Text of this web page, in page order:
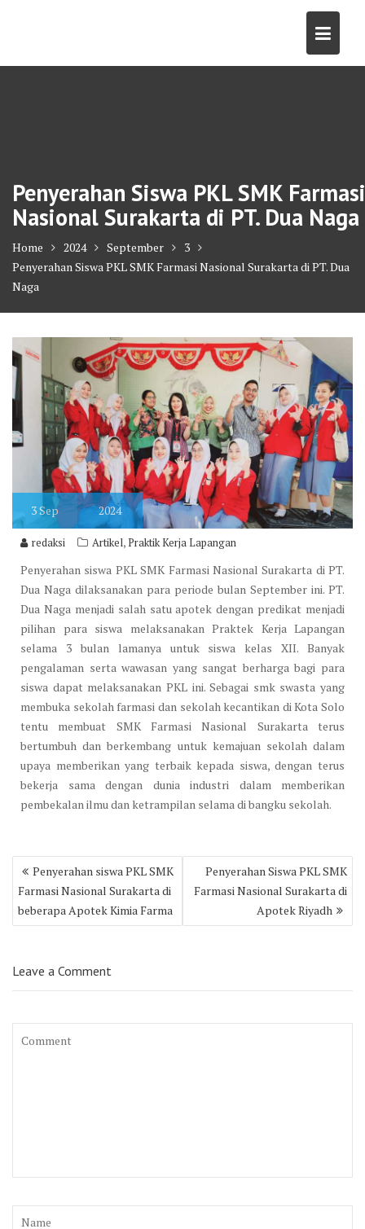
Penyerahan Siswa PKL SMK Farmasi
Nasional Surakarta di PT. Dua Naga
Home 2024 September
3
Penyerahan Siswa PKL SMK Farmasi Nasional Surakarta di PT. Dua
Naga
3Sep 2024
redaksi Artikel,Praktik Kerja Lapangan
Penyerahan siswa PKL SMK Farmasi Nasional Surakarta di PT.
Dua Naga dilaksanakan para periode bulan September ini. PT.
Dua Naga menjadi salah satu apotek dengan predikat menjadi
pilihan para siswa melaksanakan Praktek Kerja Lapangan
selama 3 bulan lamanya untuk siswa kelas XII. Banyak
pengalaman serta wawasan yang sangat berharga bagi para
siswa dapat melaksanakan PKL ini. Sebagai smk swasta yang
membuka sekolah farmasi dan sekolah kecantikan di Kota Solo
tentu membuat SMK Farmasi Nasional Surakarta terus
bertumbuh dan berkembang untuk kemajuan sekolah dalam
upaya memberikan yang terbaik kepada siswa, dengan terus
bekerja sama dengan dunia industri dalam memberikan
pembekalan ilmu dan ketrampilan selama di bangku sekolah.
Post
navigation
Penyerahan siswa PKL SMK
Farmasi Nasional Surakarta di
beberapa Apotek Kimia Farma
Penyerahan Siswa PKL SMK
Farmasi Nasional Surakarta di
Apotek Riyadh
Leave a Comment